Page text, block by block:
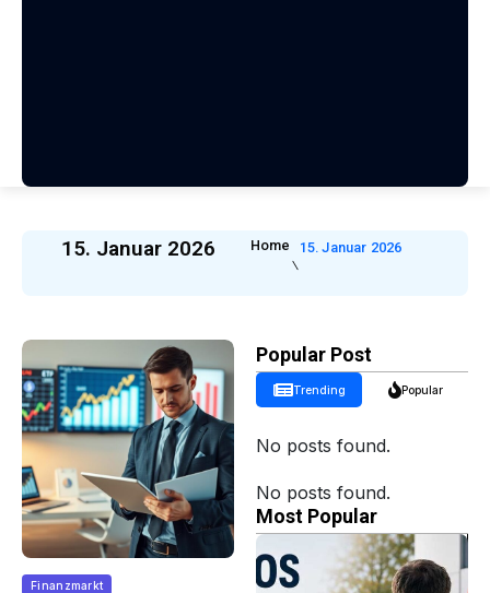
15. Januar 2026 Home 15. Januar 2026
Finanzmarkt
Popular Post
Trending Popular
No posts found.
No posts found.
Most Popular